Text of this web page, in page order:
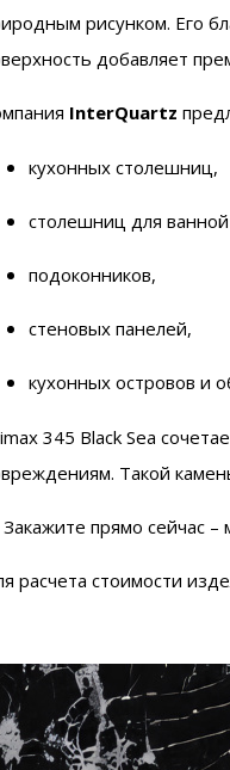
рисунком. Его
добавляет
InterQuartz
кухонных столешниц,
столешниц для
подоконников,
стеновых панелей,
кухонных островов и
345 Black Sea
Такой
Закажите прямо сейчас
расчета стоимости